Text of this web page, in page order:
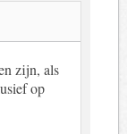
zijn, als
op